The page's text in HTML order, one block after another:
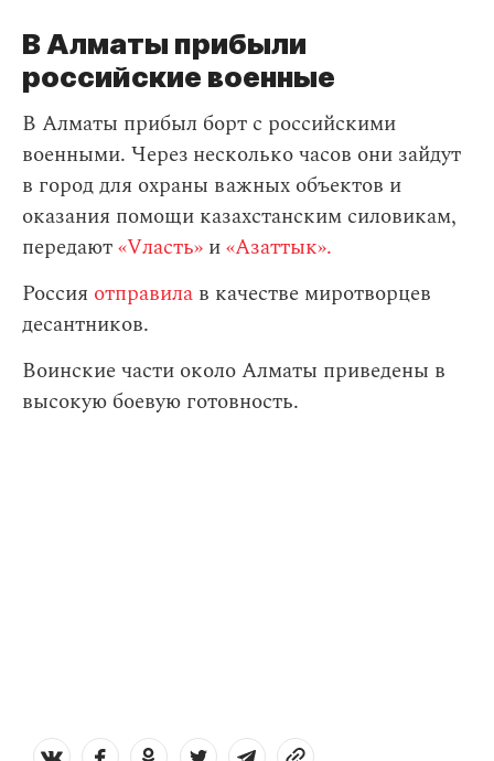
В Алматы прибыли
российские военные
В Алматы прибыл борт с российскими
военными. Через несколько часов они зайдут
в город для охраны важных объектов и
оказания помощи казахстанским силовикам,
передают«Vласть» и«Азаттык».
Россия отправила в качестве миротворцев
десантников.
Воинские части около Алматы приведены в
высокую боевую готовность.